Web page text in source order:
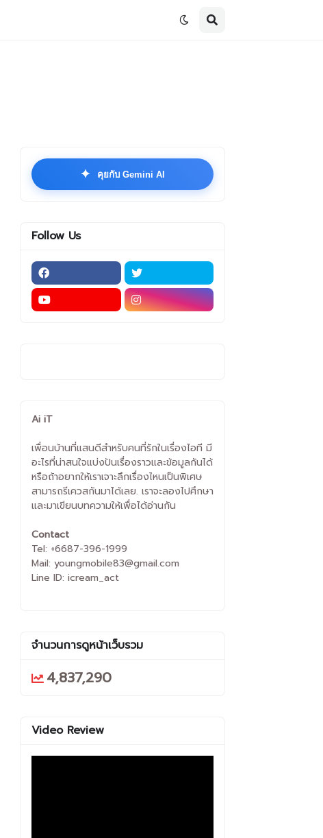
✦ คุยกับ Gemini AI
Follow Us
Ai iT
เพื่อนบ้านที่แสนดีสำหรับคนที่รักในเรื่องไอที มี
อะไรที่น่าสนใจแบ่งปันเรื่องราวและข้อมูลกันได้
หรือถ้าอยากให้เราเจาะลึกเรื่องไหนเป็นพิเศษ
สามารถรีเควสกันมาได้เลย. เราจะลองไปศึกษา
และมาเขียนบทความให้เพื่อได้อ่านกัน
Contact
Tel: +6687-396-1999
Mail: youngmobile83@gmail.com
Line ID: icream_act
จำนวนการดูหน้าเว็บรวม
4,837,290
Video Review